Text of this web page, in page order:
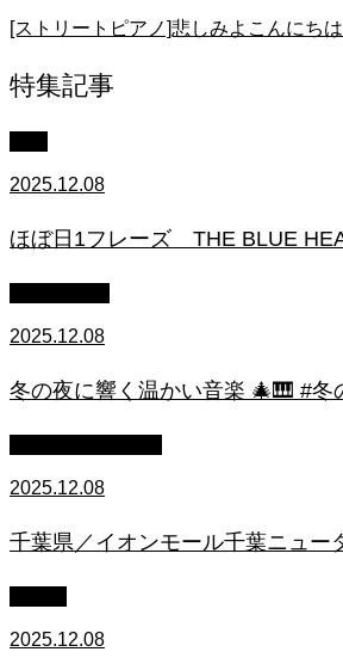
[ストリートピアノ]悲しみよこんにち
特集記事
2025.12.08
ほぼ日1フレーズ THE BLUE
2025.12.08
冬の夜に響く温かい音楽 🎄🎹 #
2025.12.08
千葉県／イオンモール千葉ニュー
2025.12.08